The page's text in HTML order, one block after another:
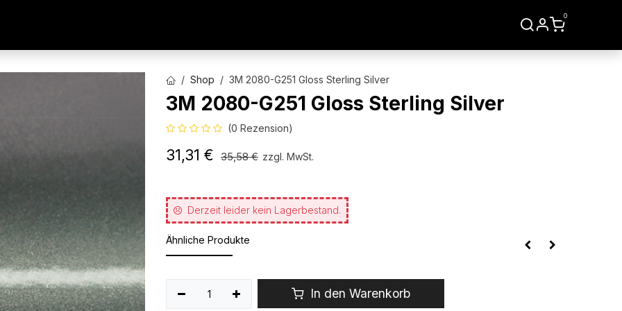
0
Shop 3M 2080-G251 Gloss Sterling Silver
3M 2080-G251 Gloss Sterling Silver
(0 Rezension)
31,31 € 35,58€ zzgl. MwSt.
Derzeit leider kein Lagerbestand.
Ähnliche Produkte
In den Warenkorb